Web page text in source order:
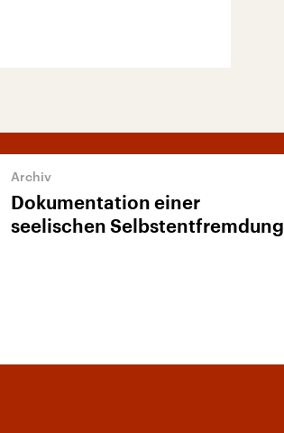
Dokumentation einer
seelischen Selbstentfremdung